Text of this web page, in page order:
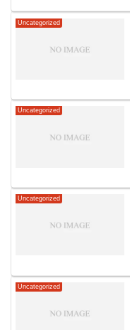
Uncategorized
Uncategorized
Uncategorized
Uncategorized